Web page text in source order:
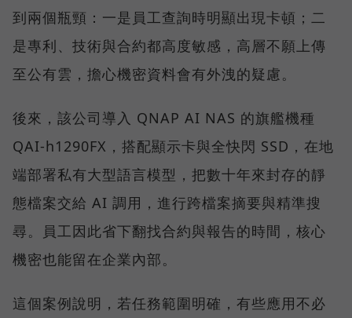
到兩個瓶頸：一是員工查詢時明顯出現卡頓；二
是專利、技術與合約都高度敏感，高層不願上傳
至公有雲，擔心機密資料會有外洩的疑慮。
後來，該公司導入 QNAP AI NAS 的旗艦機種
QAI-h1290FX，搭配顯示卡與全快閃 SSD，在地
端部署私有大型語言模型，把數十年來封存的靜
態檔案交給 AI 調用，進行跨檔案摘要與精準搜
尋。員工因此省下翻找合約與報告的時間，核心
機密也能留在企業內部。
這個案例說明，若任務範圍明確，有些應用不必